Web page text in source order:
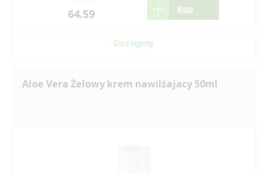
64.59 Kup
Dostępny
Aloe Vera Żelowy krem nawilźajacy 50ml